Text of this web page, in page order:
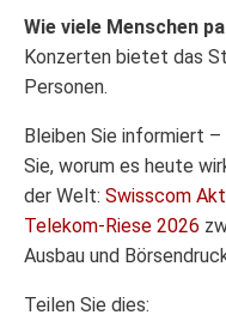
Wie viele Menschen
Konzerten bietet das
Personen.
Bleiben Sie informiert
Sie, worum es heute
der Welt: Swisscom
Telekom-Riese 2026
Ausbau und
Teilen Sie dies: